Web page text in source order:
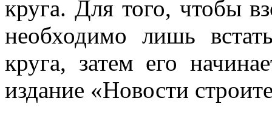
круга. Для того, чтобы
необходимо лишь
круга, затем его
издание «Новости